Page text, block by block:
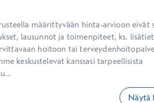
määrittyvään hinta-arvioon eivät
lausunnot ja toimenpiteet, ks.
hoitoon tai
keskustelevat kanssasi tarpeellisista
Näytä